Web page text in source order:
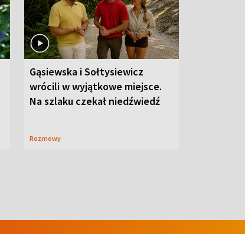
Gąsiewska i Sołtysiewicz
wrócili w wyjątkowe miejsce.
Na szlaku czekał niedźwiedź
Rozmowy